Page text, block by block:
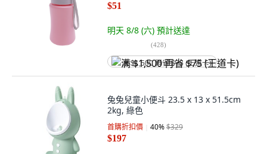
$51
明天 8/8 (六) 預計送達
(428)
满 $1,500 再省 $75 (王道卡)
兔兔兒童小便斗 23.5 x 13 x 51.5cm
2kg, 綠色
首購折扣價 40%$329
$197